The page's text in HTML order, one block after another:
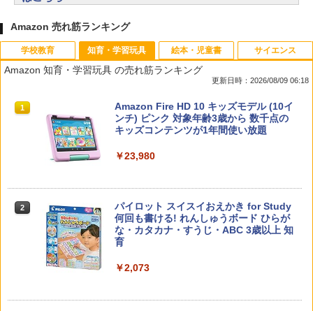
Amazon 売れ筋ランキング
学校教育
1 教育者のためのコーチング入門
￥2,530
2
カウンセリングとは何か 変化するという
こと (講談社現代新書 2787)
￥1,540
先生のためのGoogle AI完全攻略図鑑
知育・学習玩具
Amazon 知育・学習玩具 の売れ筋ランキング
更新日時：2026/08/09 06:18
1
Amazon Fire HD 10 キッズモデル (10イ
ンチ) ピンク 対象年齢3歳から 数千点の
キッズコンテンツが1年間使い放題
￥23,980
2
パイロット スイスイおえかき for Study
何回も書ける! れんしゅうボード ひらが
な・カタカナ・すうじ・ABC 3歳以上 知
育
￥2,073
絵本・児童書 サイエンス